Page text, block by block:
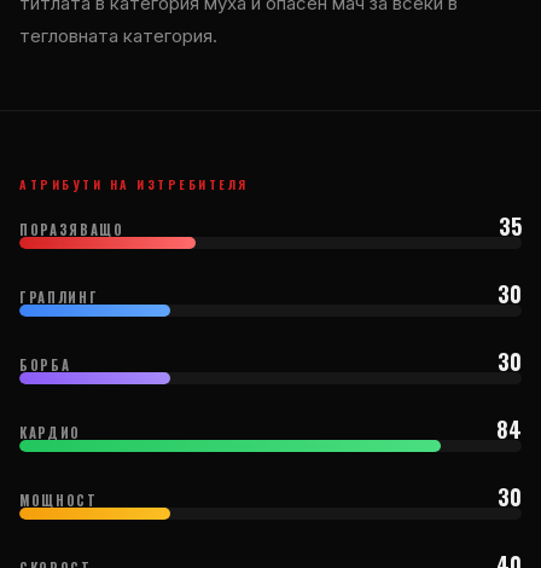
тегловната категория.
АТРИБУТИ НА ИЗТРЕБИТЕЛЯ
ПОРАЗЯВАЩО 35
ГРАПЛИНГ 30
БОРБА 30
КАРДИО 84
МОЩНОСТ 30